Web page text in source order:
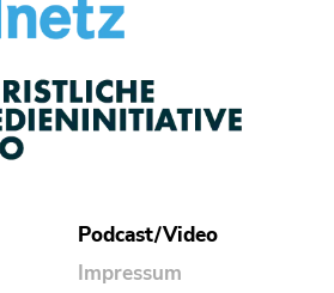
Podcast/Video
Impressum